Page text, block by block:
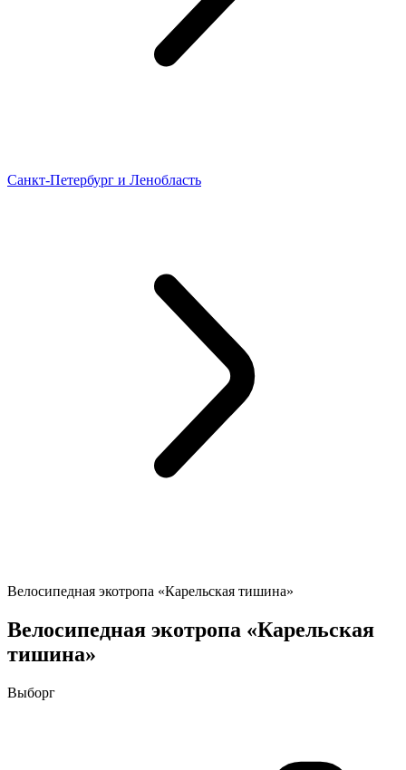
Санкт-Петербург и Ленобласть
Велосипедная экотропа «Карельская тишина»
Велосипедная экотропа «Карельская
тишина»
Выборг